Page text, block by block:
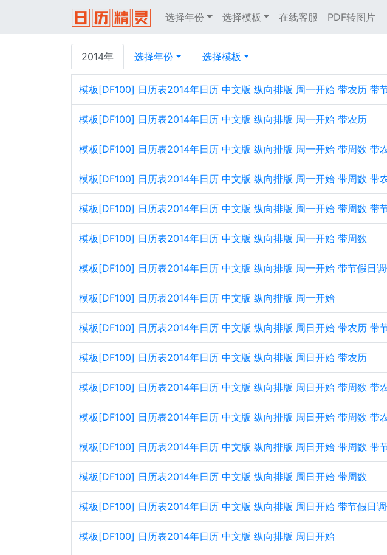
选择年份 选择模板 在线客服 PDF转图片
2014年 选择年份 选择模板
模板[DF100] 日历表2014年日历 中文版 纵向排版 周一开始 带农历 带
模板[DF100] 日历表2014年日历 中文版 纵向排版 周一开始 带农历
模板[DF100] 日历表2014年日历 中文版 纵向排版 周一开始 带周数 带
模板[DF100] 日历表2014年日历 中文版 纵向排版 周一开始 带周数 带
模板[DF100] 日历表2014年日历 中文版 纵向排版 周一开始 带周数 带
模板[DF100] 日历表2014年日历 中文版 纵向排版 周一开始 带周数
模板[DF100] 日历表2014年日历 中文版 纵向排版 周一开始 带节假日
模板[DF100] 日历表2014年日历 中文版 纵向排版 周一开始
模板[DF100] 日历表2014年日历 中文版 纵向排版 周日开始 带农历 带
模板[DF100] 日历表2014年日历 中文版 纵向排版 周日开始 带农历
模板[DF100] 日历表2014年日历 中文版 纵向排版 周日开始 带周数 带
模板[DF100] 日历表2014年日历 中文版 纵向排版 周日开始 带周数 带
模板[DF100] 日历表2014年日历 中文版 纵向排版 周日开始 带周数 带
模板[DF100] 日历表2014年日历 中文版 纵向排版 周日开始 带周数
模板[DF100] 日历表2014年日历 中文版 纵向排版 周日开始 带节假日
模板[DF100] 日历表2014年日历 中文版 纵向排版 周日开始